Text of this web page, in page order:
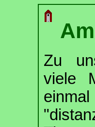
Zu
viele